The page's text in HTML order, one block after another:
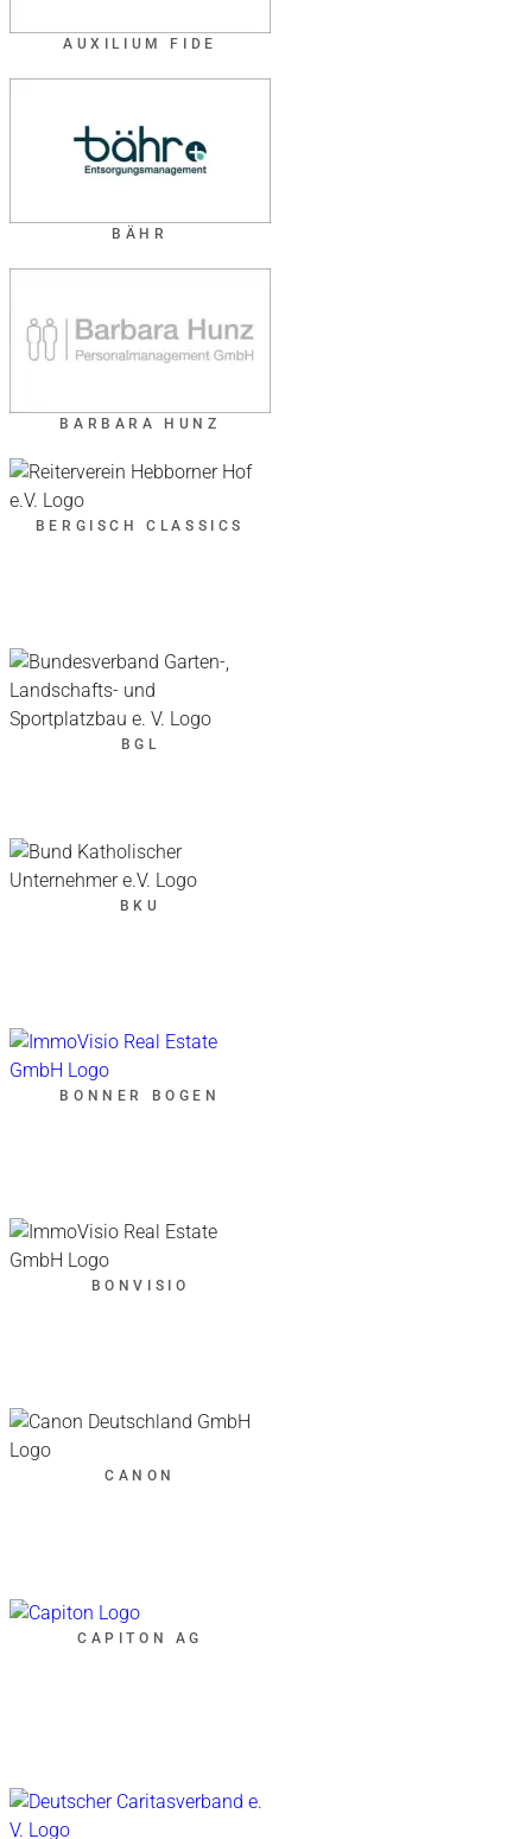
AUXILIUM FIDE
BÄHR
BARBARA HUNZ
BERGISCH CLASSICS
BGL
BKU
BONNER BOGEN
BONVISIO
CANON
CAPITON AG